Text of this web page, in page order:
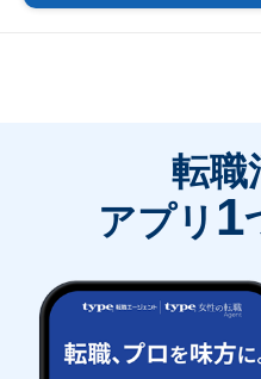
転職
アプリ 1